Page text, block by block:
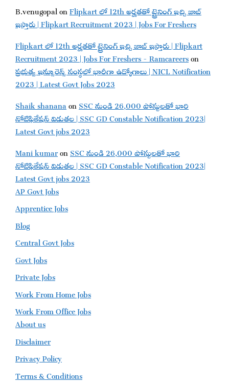
B.venugopalonFlipkart లో 12th అర్హతతో ట్రైనింగ్ ఇచ్చి జాబ్
ఇస్తారు | Flipkart Recruitment 2023 | Jobs For Freshers
Flipkart లో 12th అర్హతతో ట్రైనింగ్ ఇచ్చి జాబ్ ఇస్తారు | Flipkart
Recruitment 2023 | Jobs For Freshers - Ramcareerson
ప్రభుత్వ ఇన్సూరెన్స్ సంస్థలో భారీగా ఉద్యోగాలు | NICL Notification
2023 | Latest Govt Jobs 2023
Shaik shananaonSSC నుండి 26,000 పోస్టులతో భారి
నోటిఫికేషన్ విడుతల | SSC GD Constable Notification 2023|
Latest Govt jobs 2023
Mani kumaronSSC నుండి 26,000 పోస్టులతో భారి
నోటిఫికేషన్ విడుతల | SSC GD Constable Notification 2023|
Latest Govt jobs 2023
AP Govt Jobs
Apprentice Jobs
Blog
Central Govt Jobs
Govt Jobs
Private Jobs
Work From Home Jobs
Work From Office Jobs
About us
Disclaimer
Privacy Policy
Terms & Conditions